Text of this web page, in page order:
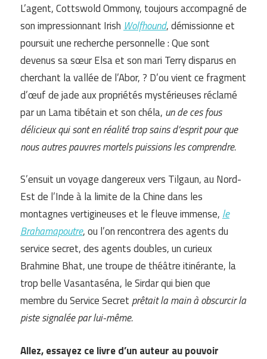
L’agent, Cottswold Ommony, toujours accompagné de
son impressionnant Irish Wolfhound, démissionne et
poursuit une recherche personnelle : Que sont
devenus sa sœur Elsa et son mari Terry disparus en
cherchant la vallée de l’Abor, ? D’ou vient ce fragment
d’œuf de jade aux propriétés mystérieuses réclamé
par un Lama tibétain et son chéla, un de ces fous
délicieux qui sont en réalité trop sains d’esprit pour que
nous autres pauvres mortels puissions les comprendre.
S’ensuit un voyage dangereux vers Tilgaun, au Nord-
Est de l’Inde à la limite de la Chine dans les
montagnes vertigineuses et le fleuve immense, le
Brahamapoutre, ou l’on rencontrera des agents du
service secret, des agents doubles, un curieux
Brahmine Bhat, une troupe de théâtre itinérante, la
trop belle Vasantaséna, le Sirdar qui bien que
membre du Service Secret prêtait la main à obscurcir la
piste signalée par lui-même.
Allez, essayez ce livre d’un auteur au pouvoir